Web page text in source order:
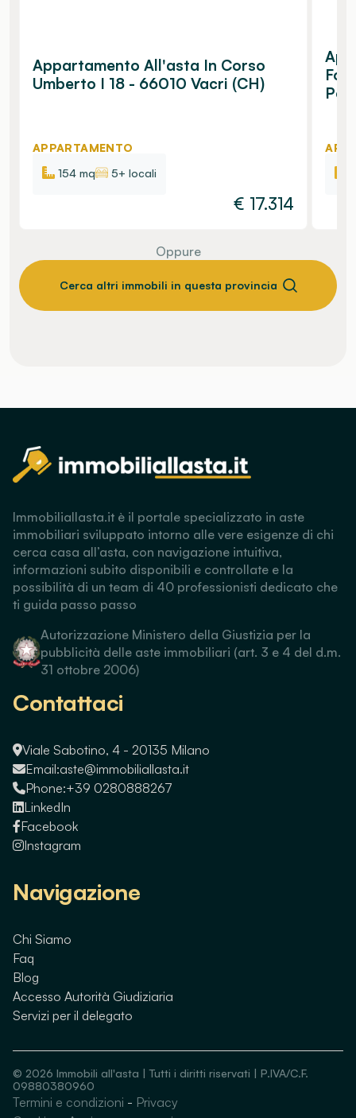
Appartamento All'asta In Corso
Umberto I 18 - 66010 Vacri (CH)
APPARTAMENTO
154 mq
5+ locali
€ 17.314
Pe,
Oppure
Cerca altri immobili in questa provincia
Immobiliallasta.it è il portale specializzato in aste
immobiliari sviluppato intorno alle vere esigenze di chi
cerca casa all’asta, con navigazione intuitiva,
informazioni subito disponibili e controllate e la
possibilità di un team di 40 professionisti dedicato che
ti guida passo passo
Autorizzazione Ministero della Giustizia per la
pubblicità delle aste immobiliari (art. 3 e 4 del d.m.
31 ottobre 2006)
Contattaci
Viale Sabotino, 4 - 20135 Milano
Email:aste@immobiliallasta.it
Phone:+39 0280888267
LinkedIn
Facebook
Instagram
Navigazione
Chi Siamo
Faq
Blog
Accesso Autorità Giudiziaria
Servizi per il delegato
© 2026 Immobili all'asta | Tutti i diritti riservati | P.IVA/C.F.
09880380960
Termini e condizioni - Privacy